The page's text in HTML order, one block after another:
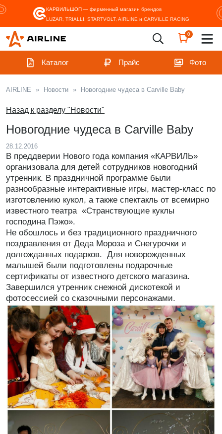
КАРВИЛЬШОП — фирменный магазин брендов
LUZAR, TRIALLI, STARTVOLT, AIRLINE и CARVILLE RACING
0
Каталог Прайс Фото
AIRLINE » Новости » Новогодние чудеса в Carville Baby
Назад к разделу "Новости"
Новогодние чудеса в Carville Baby
28.12.2016
В преддверии Нового года компания «КАРВИЛЬ»
организовала для детей сотрудников новогодний
утренник. В праздничной программе были
разнообразные интерактивные игры, мастер-класс по
изготовлению кукол, а также спектакль от всемирно
известного театра «Странствующие куклы
господина Пэжо».
Не обошлось и без традиционного праздничного
поздравления от Деда Мороза и Снегурочки и
долгожданных подарков. Для новорожденных
малышей были подготовлены подарочные
сертификаты от известного детского магазина.
Завершился утренник снежной дискотекой и
фотосессией со сказочными персонажами.